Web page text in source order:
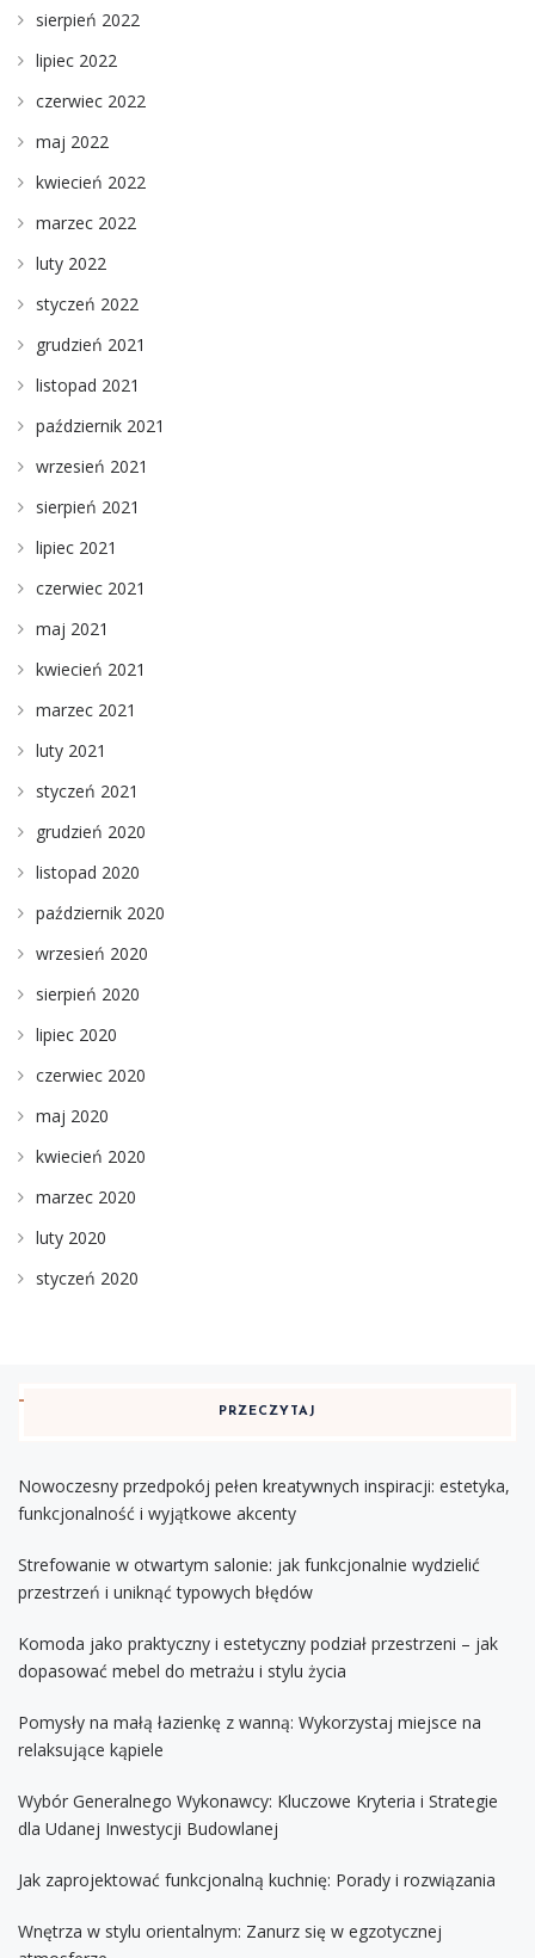
sierpień 2022
lipiec 2022
czerwiec 2022
maj 2022
kwiecień 2022
marzec 2022
luty 2022
styczeń 2022
grudzień 2021
listopad 2021
październik 2021
wrzesień 2021
sierpień 2021
lipiec 2021
czerwiec 2021
maj 2021
kwiecień 2021
marzec 2021
luty 2021
styczeń 2021
grudzień 2020
listopad 2020
październik 2020
wrzesień 2020
sierpień 2020
lipiec 2020
czerwiec 2020
maj 2020
kwiecień 2020
marzec 2020
luty 2020
styczeń 2020
PRZECZYTAJ
Nowoczesny przedpokój pełen kreatywnych inspiracji: estetyka,
funkcjonalność i wyjątkowe akcenty
Strefowanie w otwartym salonie: jak funkcjonalnie wydzielić
przestrzeń i uniknąć typowych błędów
Komoda jako praktyczny i estetyczny podział przestrzeni – jak
dopasować mebel do metrażu i stylu życia
Pomysły na małą łazienkę z wanną: Wykorzystaj miejsce na
relaksujące kąpiele
Wybór Generalnego Wykonawcy: Kluczowe Kryteria i Strategie
dla Udanej Inwestycji Budowlanej
Jak zaprojektować funkcjonalną kuchnię: Porady i rozwiązania
Wnętrza w stylu orientalnym: Zanurz się w egzotycznej